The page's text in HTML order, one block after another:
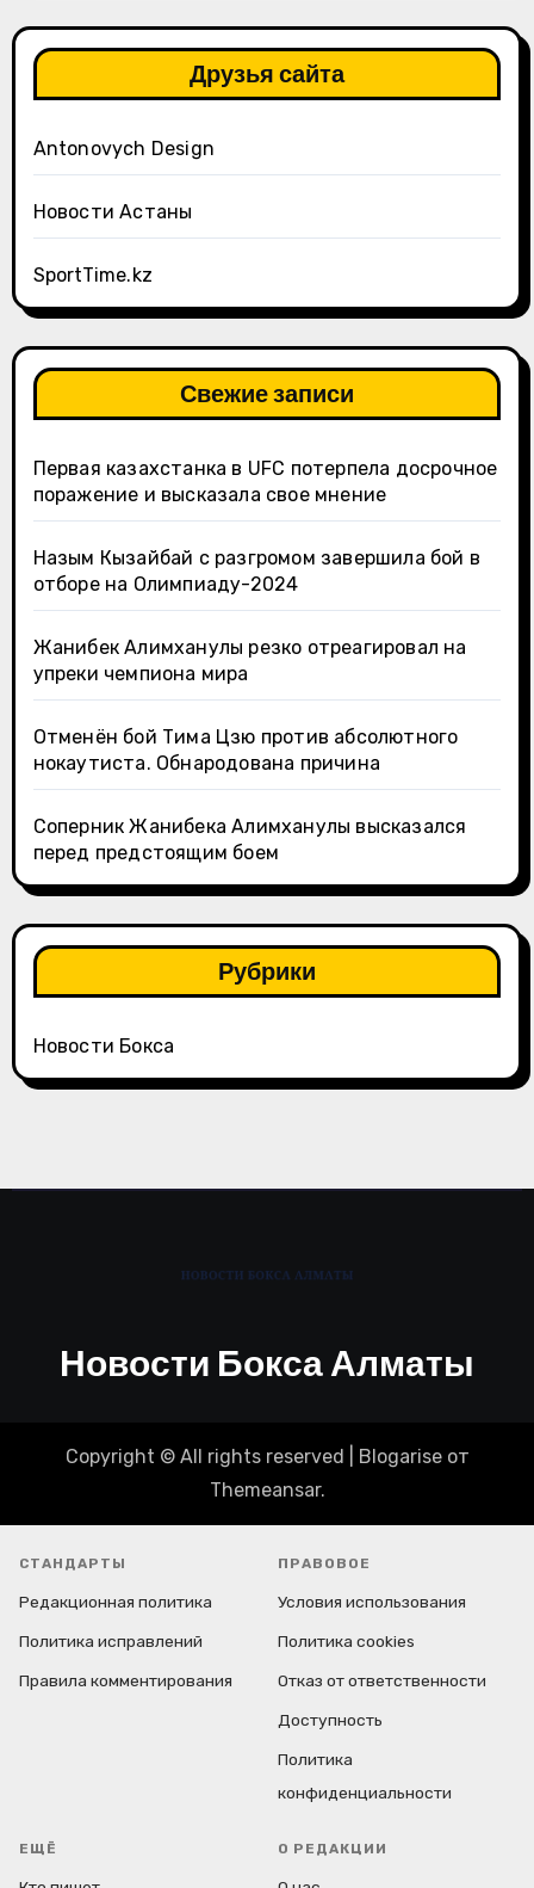
Друзья сайта
Antonovych Design
Новости Астаны
SportTime.kz
Свежие записи
Первая казахстанка в UFC потерпела досрочное
поражение и высказала свое мнение
Назым Кызайбай с разгромом завершила бой в
отборе на Олимпиаду-2024
Жанибек Алимханулы резко отреагировал на
упреки чемпиона мира
Отменён бой Тима Цзю против абсолютного
нокаутиста. Обнародована причина
Соперник Жанибека Алимханулы высказался
перед предстоящим боем
Рубрики
Новости Бокса
Новости Бокса Алматы
Copyright © All rights reserved Blogariseот
Themeansar.
СТАНДАРТЫ
Редакционная политика
Политика исправлений
Правила комментирования
ПРАВОВОЕ
Условия использования
Политика cookies
Отказ от ответственности
Доступность
Политика
конфиденциальности
ЕЩЁ О РЕДАКЦИИ